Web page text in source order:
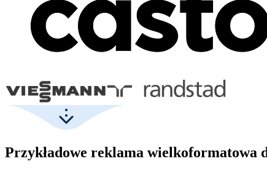
Przykładowe reklama wielkoformatowa